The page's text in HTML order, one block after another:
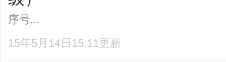
序号...
15年5月14日15:11更新